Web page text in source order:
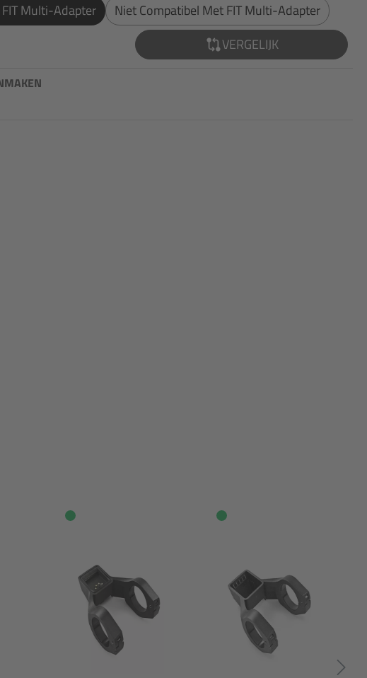
Multi-Adapter
Niet Compatibel Met FIT Multi-Adapter
VERGELIJK